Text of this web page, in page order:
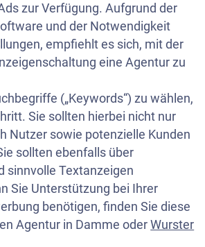
zur Verfügung. Aufgrund der
und der Notwendigkeit
empfiehlt es sich, mit der
eine Agentur zu
(„Keywords“) zu wählen,
Sie sollten hierbei nicht nur
Nutzer sowie potenzielle Kunden
sollten ebenfalls über
sinnvolle Textanzeigen
Sie Unterstützung bei Ihrer
benötigen, finden Sie diese
Agentur in Damme oderWurster